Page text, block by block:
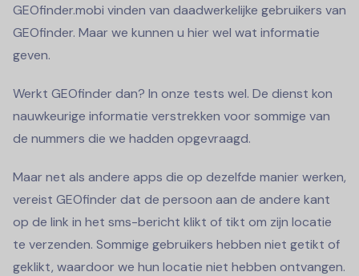
GEOfinder.mobi vinden van daadwerkelijke gebruikers van
GEOfinder. Maar we kunnen u hier wel wat informatie
geven.
Werkt GEOfinder dan? In onze tests wel. De dienst kon
nauwkeurige informatie verstrekken voor sommige van
de nummers die we hadden opgevraagd.
Maar net als andere apps die op dezelfde manier werken,
vereist GEOfinder dat de persoon aan de andere kant
op de link in het sms-bericht klikt of tikt om zijn locatie
te verzenden. Sommige gebruikers hebben niet getikt of
geklikt, waardoor we hun locatie niet hebben ontvangen.